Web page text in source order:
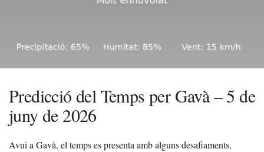
Predicció del Temps per Gavà – 5 de
juny de 2026
Avui a Gavà, el temps es presenta amb alguns desafiaments,